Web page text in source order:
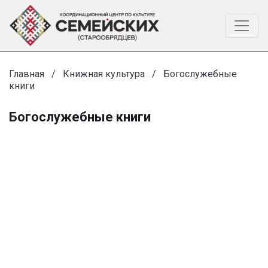
Главная Книжная культура
Богослужебные
книги
Богослужебные книги